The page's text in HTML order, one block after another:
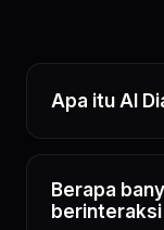
Apa itu AI
Berapa